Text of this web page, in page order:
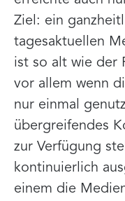
Ziel: ein
tagesaktuellen
ist so alt wie der
vor allem wenn
nur einmal
übergreifendes
zur Verfügung
kontinuierlich
einem die